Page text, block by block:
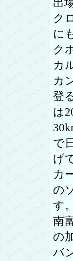
ク
に
ク
カ
カ
登
は
で
げ
カ
の
す
南
の
バ